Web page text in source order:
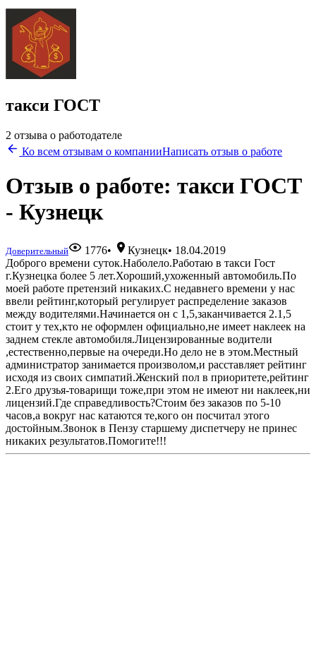
такси ГОСТ
2 отзыва о работодателе
Ко всем отзывам о компанииНаписать отзыв о работе
Отзыв о работе: такси ГОСТ
- Кузнецк
Доверительный 1776• Кузнецк• 18.04.2019
Доброго времени суток.Наболело.Работаю в такси Гост
г.Кузнецка более 5 лет.Хороший,ухоженный автомобиль.По
моей работе претензий никаких.С недавнего времени у нас
ввели рейтинг,который регулирует распределение заказов
между водителями.Начинается он с 1,5,заканчивается 2.1,5
стоит у тех,кто не оформлен официально,не имеет наклеек на
заднем стекле автомобиля.Лицензированные водители
,естественно,первые на очереди.Но дело не в этом.Местный
администратор занимается произволом,и расставляет рейтинг
исходя из своих симпатий.Женский пол в приоритете,рейтинг
2.Его друзья-товарищи тоже,при этом не имеют ни наклеек,ни
лицензий.Где справедливость?Стоим без заказов по 5-10
часов,а вокруг нас катаются те,кого он посчитал этого
достойным.Звонок в Пензу старшему диспетчеру не принес
никаких результатов.Помогите!!!